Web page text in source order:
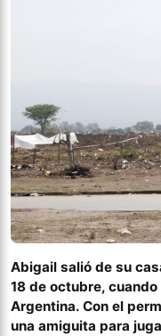
Abigail salió de su
18 de octubre,
Argentina. Con el
una amiguita para